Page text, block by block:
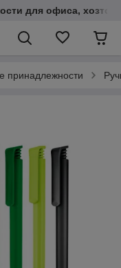
для офиса,
принадлежности